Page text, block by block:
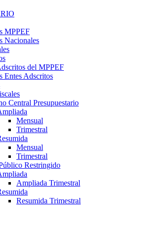
MPPEF
Nacionales
del MPPEF
Entes Adscritos
Central Presupuestario
Mensual
Trimestral
Mensual
Trimestral
Restringido
Ampliada Trimestral
Resumida Trimestral